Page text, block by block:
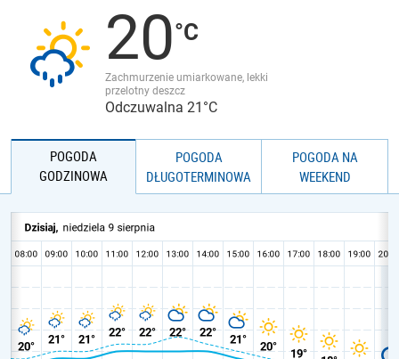
JAKOŚĆ POWIETRZA20
Zachmurzenie umiarkowane, lekki
przelotny deszcz
Odczuwalna 21°C
POGODA
GODZINOWA
POGODA
DŁUGOTERMINOWA
POGODA NA
WEEKEND